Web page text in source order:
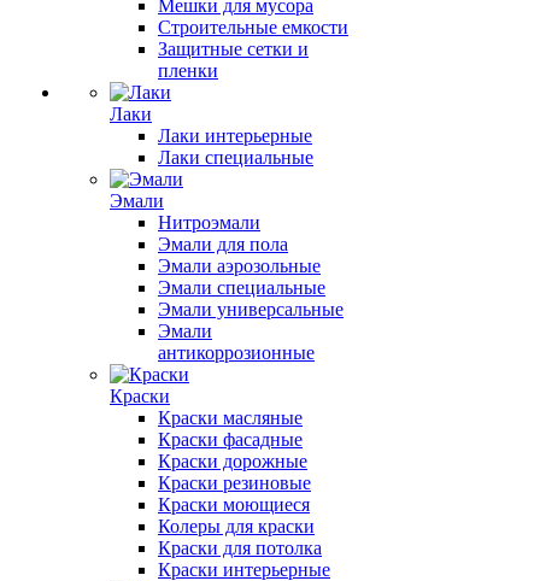
Мешки для мусора
Строительные емкости
Защитные сетки и
пленки
Лаки
Лаки интерьерные
Лаки специальные
Эмали
Нитроэмали
Эмали для пола
Эмали аэрозольные
Эмали специальные
Эмали универсальные
Эмали
антикоррозионные
Краски
Краски масляные
Краски фасадные
Краски дорожные
Краски резиновые
Краски моющиеся
Колеры для краски
Краски для потолка
Краски интерьерные